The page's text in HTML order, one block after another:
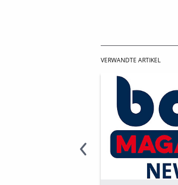
VERWANDTE ARTIKEL